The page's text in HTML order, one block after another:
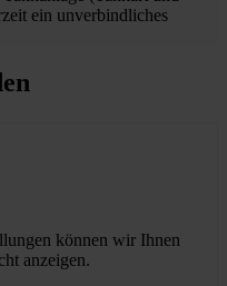
ein unverbindliches
können wir Ihnen
anzeigen.